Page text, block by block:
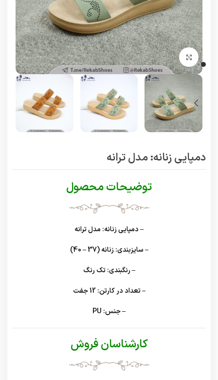
برای بزرگنمایی کلیک کنید
دمپایی زنانه: مدل ترانه
توضیحات محصول
– دمپایی زنانه: مدل ترانه
– سایزبندی: زنانه (37 – 40)
– رنگبندی: تک رنگ
– تعداد در کارتن: 12 جفت
– جنس: PU
کارشناسان فروش